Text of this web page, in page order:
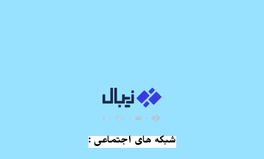
شبکه های اجتماعی :